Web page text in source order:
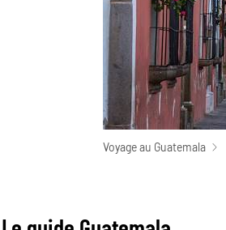
Voyage au Guatemala